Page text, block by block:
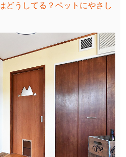
どうしてる？ペットにやさし